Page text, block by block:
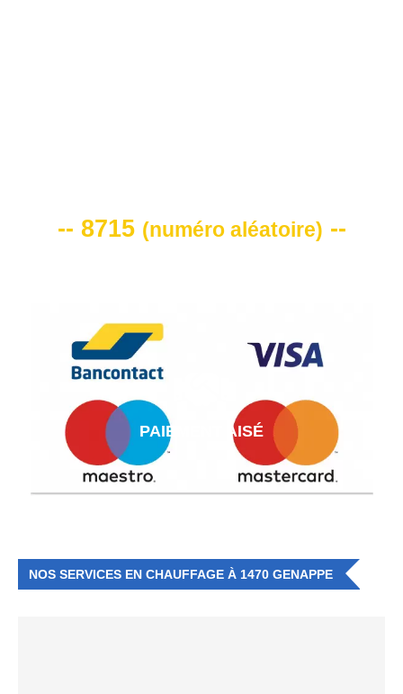
-- 8715 (numéro aléatoire) --
PAIEMENT AISÉ
NOS SERVICES EN CHAUFFAGE À 1470 GENAPPE